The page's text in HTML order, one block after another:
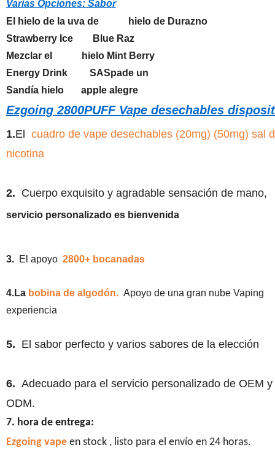
Varias Opciones: Sabor
El hielo de la uva de hielo de Durazno
Strawberry Ice Blue Raz
Mezclar el hielo Mint Berry
Energy Drink SASpade un
Sandía hielo apple alegre
Ezgoing 2800PUFF Vape desechables
1.El
cuadro de vape desechables (20mg) (50mg) sal
nicotina
2. Cuerpo exquisito y agradable sensación de mano,
servicio personalizado es bienvenida
3. El apoyo 2800+ bocanadas
4.Labobina de algodón. Apoyo de una gran nube Vaping
experiencia
5. El sabor perfecto y varios sabores de la elección
6. Adecuado para el servicio personalizado de OEM y
ODM.
7. hora de entrega:
Ezgoing vapeen stock , listo para el envío en 24 horas.